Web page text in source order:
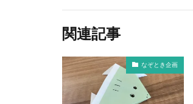
関連記事
なぞとき企画